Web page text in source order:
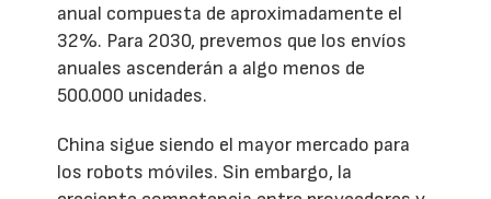
anual compuesta de aproximadamente el
32%. Para 2030, prevemos que los envíos
anuales ascenderán a algo menos de
500.000 unidades.
China sigue siendo el mayor mercado para
los robots móviles. Sin embargo, la